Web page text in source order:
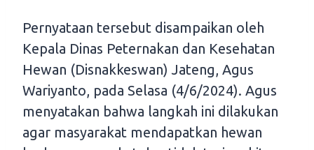
Pernyataan tersebut disampaikan oleh
Kepala Dinas Peternakan dan Kesehatan
Hewan (Disnakkeswan) Jateng, Agus
Wariyanto, pada Selasa (4/6/2024). Agus
menyatakan bahwa langkah ini dilakukan
agar masyarakat mendapatkan hewan